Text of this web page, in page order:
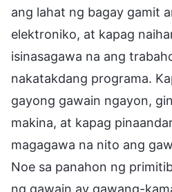
ang lahat ng bagay gamit
elektroniko, at kapag
isinasagawa na ang
nakatakdang programa.
gayong gawain ngayon,
makina, at kapag
magagawa na nito ang
Noe sa panahon ng
ng gawain ay gawang-